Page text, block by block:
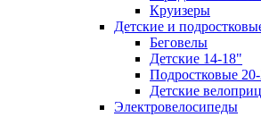
Круизеры
Детские и
Беговелы
Детские 14-18"
Подростковые
Детские
Электровелосипеды